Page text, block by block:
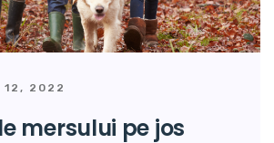
12, 2022
mersului pe jos